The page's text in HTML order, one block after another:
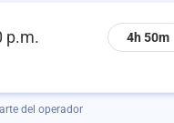
p.m. 4h 50m
del operador